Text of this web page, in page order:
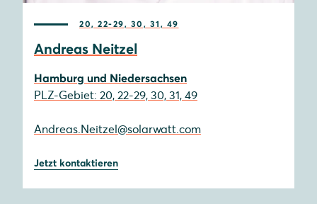
20, 22-29, 30, 31, 49
Andreas Neitzel
Hamburg und Niedersachsen
PLZ-Gebiet: 20, 22-29, 30, 31, 49
Andreas.Neitzel@solarwatt.com
Jetzt kontaktieren